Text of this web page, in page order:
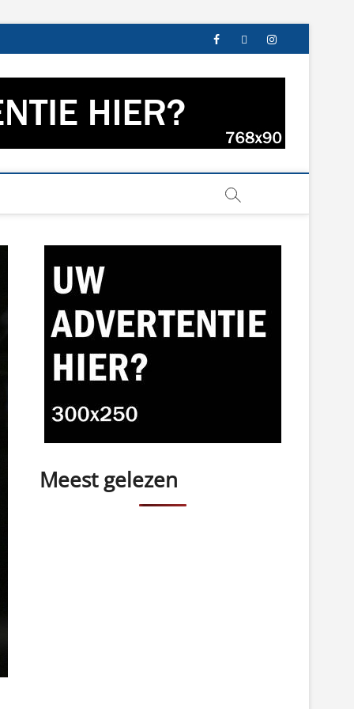
facebooktwitterinstagram
Groningen en
Meest gelezen